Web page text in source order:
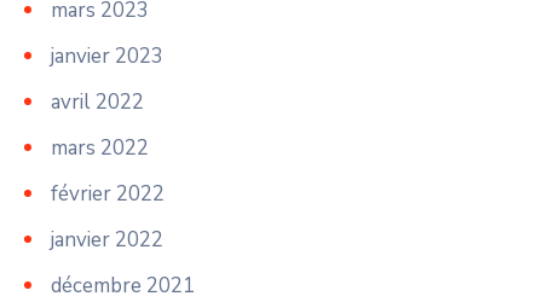
mars 2023
janvier 2023
avril 2022
mars 2022
février 2022
janvier 2022
décembre 2021